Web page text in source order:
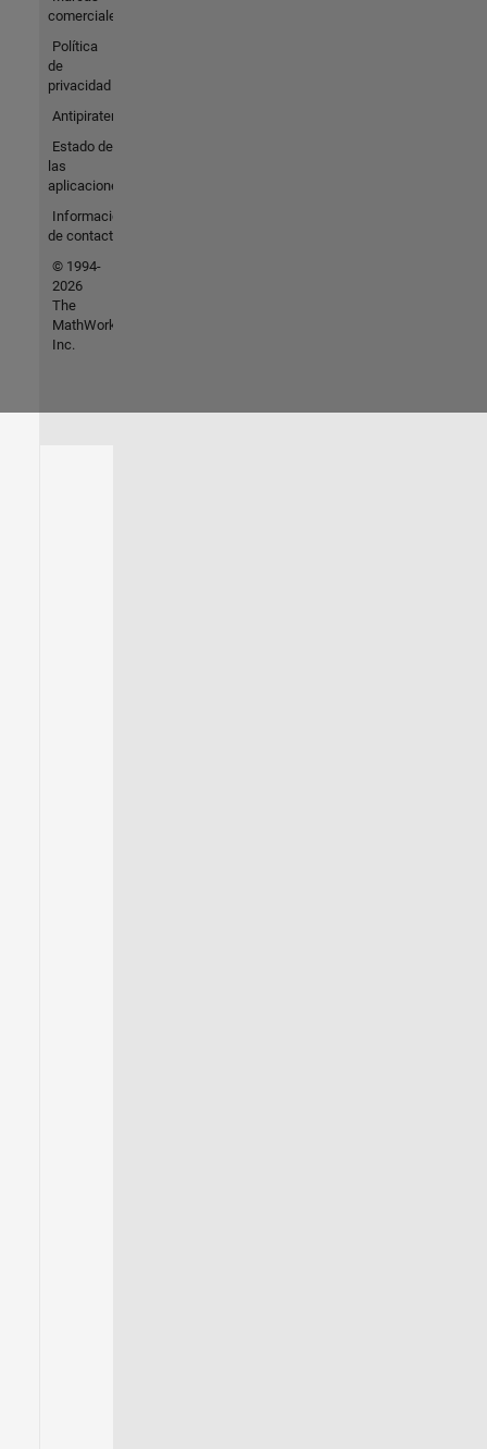
comerciales
Política
de
privacidad
Antipiratería
Estado de
las
aplicaciones
Información
de contacto
© 1994-
2026
The
MathWorks,
Inc.